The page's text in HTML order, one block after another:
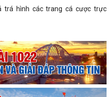
Đình Hoàng Châu: Gìn giữ, phát
giữ và phát huy giá trị văn hóa